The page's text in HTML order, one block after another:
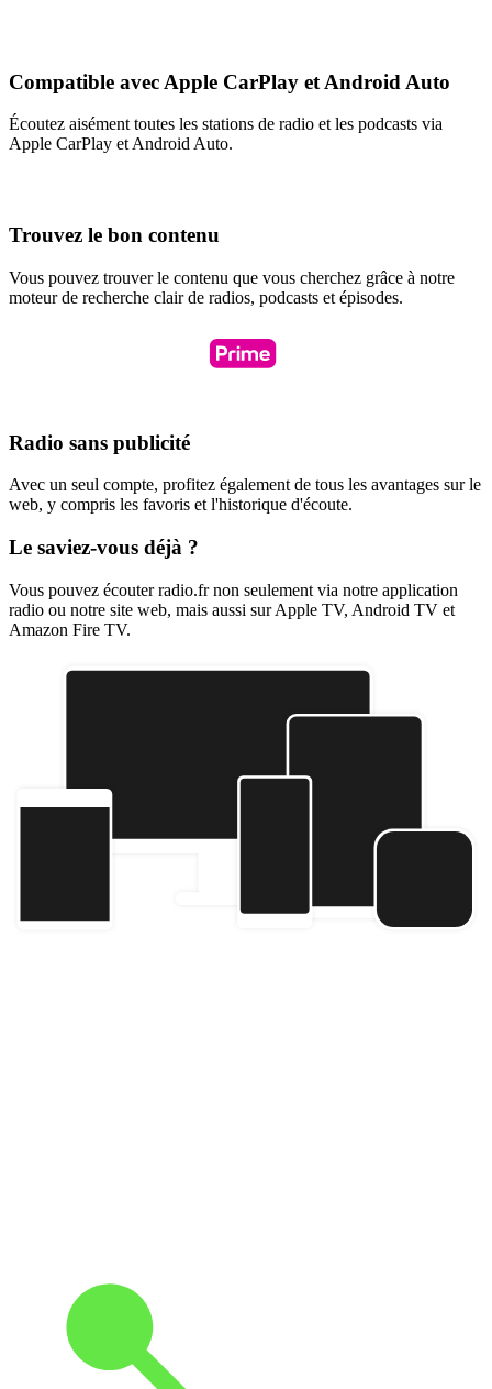
Compatible avec Apple CarPlay et Android Auto
Écoutez aisément toutes les stations de radio et les podcasts via
Apple CarPlay et Android Auto.
Trouvez le bon contenu
Vous pouvez trouver le contenu que vous cherchez grâce à notre
moteur de recherche clair de radios, podcasts et épisodes.
Radio sans publicité
Avec un seul compte, profitez également de tous les avantages sur le
web, y compris les favoris et l'historique d'écoute.
Le saviez-vous déjà ?
Vous pouvez écouter radio.fr non seulement via notre application
radio ou notre site web, mais aussi sur Apple TV, Android TV et
Amazon Fire TV.